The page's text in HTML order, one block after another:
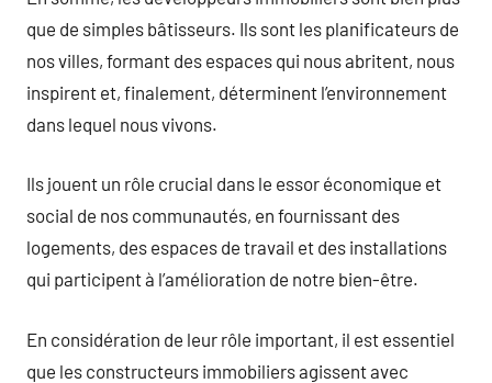
que de simples bâtisseurs. Ils sont les planificateurs de
nos villes, formant des espaces qui nous abritent, nous
inspirent et, finalement, déterminent l’environnement
dans lequel nous vivons.
Ils jouent un rôle crucial dans le essor économique et
social de nos communautés, en fournissant des
logements, des espaces de travail et des installations
qui participent à l’amélioration de notre bien-être.
En considération de leur rôle important, il est essentiel
que les constructeurs immobiliers agissent avec